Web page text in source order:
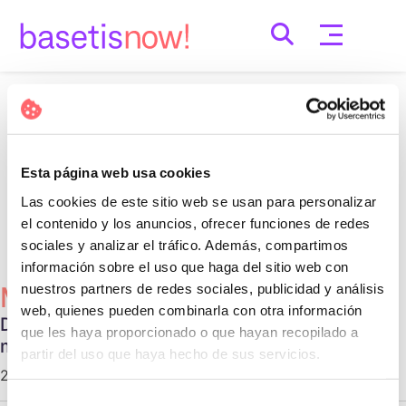
Esta página web usa cookies
Las cookies de este sitio web se usan para personalizar
el contenido y los anuncios, ofrecer funciones de redes
sociales y analizar el tráfico. Además, compartimos
información sobre el uso que haga del sitio web con
nuestros partners de redes sociales, publicidad y análisis
web, quienes pueden combinarla con otra información
que les haya proporcionado o que hayan recopilado a
partir del uso que haya hecho de sus servicios.
Selección
Nothing Found
Perhaps searching can help.
Cerca:
Més Populars
Diferentes tipos de relaciones no
monogámicas
29 d'octubre de 2020 |Communication